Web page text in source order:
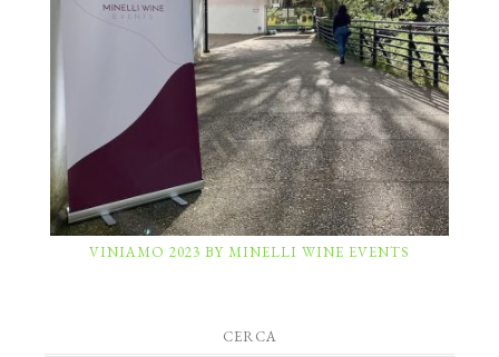
VINIAMO 2023 BY MINELLI WINE EVENTS
CERCA